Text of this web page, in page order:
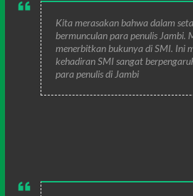
Kita merasakan bahwa dalam
bermunculan para penulis Jambi.
menerbitkan bukunya di SMI. Ini
kehadiran SMI sangat
para penulis di Jambi